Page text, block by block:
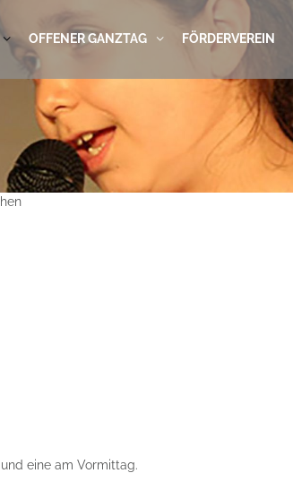
OFFENER GANZTAG FÖRDERVEREIN
eine am Vormittag.